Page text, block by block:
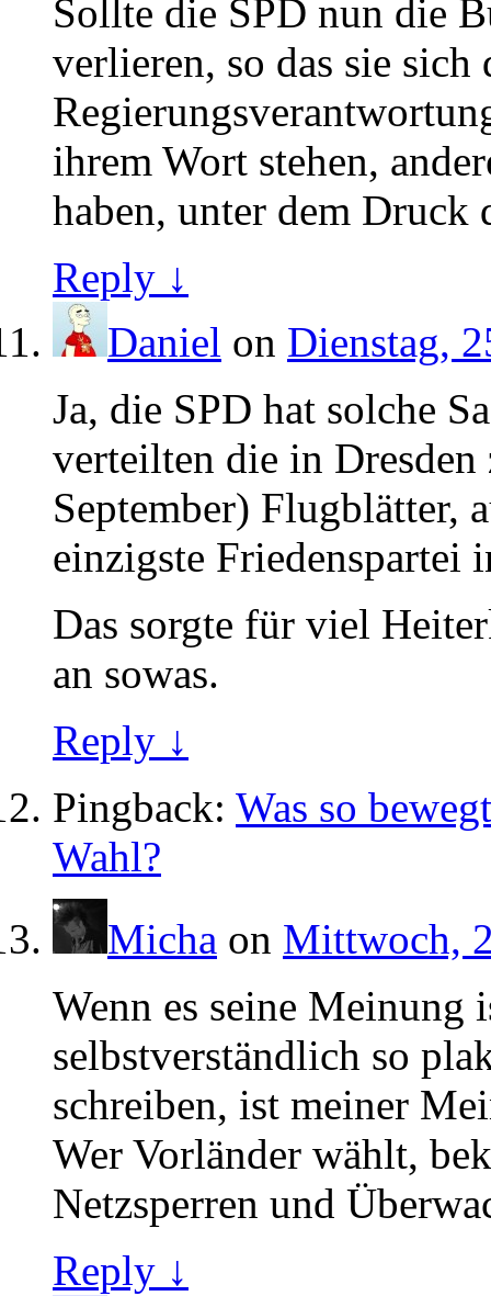
Sollte die SPD nun die
verlieren, so das sie sich
ihrem Wort stehen,
haben, unter dem Druck
Reply ↓
Daniel on Dienstag,
Ja, die SPD hat solche
verteilten die in
September) Flugblätter,
einzigste Friedenspartei
Das sorgte für viel
an sowas.
Reply ↓
Pingback: Was so
Wahl?
Micha on Mittwoch,
Wenn es seine Meinung
selbstverständlich so
schreiben, ist meiner
Wer Vorländer wählt,
Netzsperren und
Reply ↓